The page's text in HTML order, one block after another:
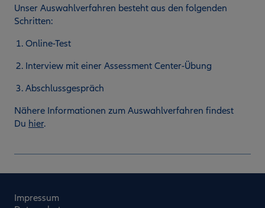
Unser Auswahlverfahren besteht aus den folgenden
Schritten:
Online-Test
Interview mit einer Assessment Center-Übung
Abschlussgespräch
Nähere Informationen zum Auswahlverfahren findest
Du hier.
Impressum